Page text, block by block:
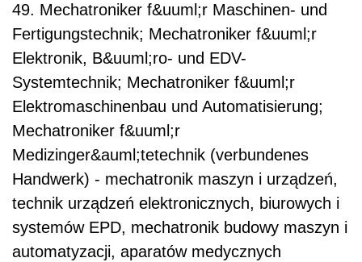
49. Mechatroniker f&uuml;r Maschinen- und
Fertigungstechnik; Mechatroniker f&uuml;r
Elektronik, B&uuml;ro- und EDV-
Systemtechnik; Mechatroniker f&uuml;r
Elektromaschinenbau und Automatisierung;
Mechatroniker f&uuml;r
Medizinger&auml;tetechnik (verbundenes
Handwerk) - mechatronik maszyn i urządzeń,
technik urządzeń elektronicznych, biurowych i
systemów EPD, mechatronik budowy maszyn i
automatyzacji, aparatów medycznych